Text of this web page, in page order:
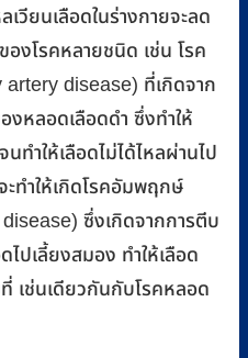
วียนเลือดในร่างกายจะลด
องโรคหลายชนิด เช่น โรค
artery disease) ที่เกิดจาก
หลอดเลือดดำ ซึ่งทำให้
ทำให้เลือดไม่ได้ไหลผ่านไป
ะทำให้เกิดโรคอัมพฤกษ์
ซึ่งเกิดจากการตีบ
ไปเลี้ยงสมอง ทำให้เลือด
เช่นเดียวกันกับโรคหลอด